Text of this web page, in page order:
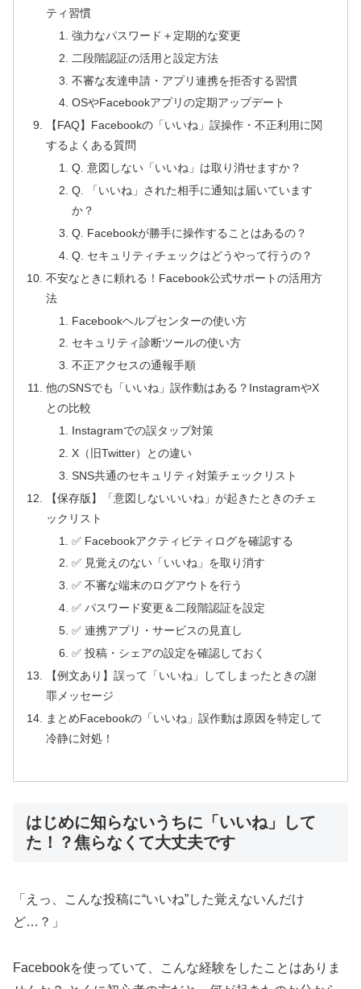
ティ習慣
強力なパスワード＋定期的な変更
二段階認証の活用と設定方法
不審な友達申請・アプリ連携を拒否する習慣
OSやFacebookアプリの定期アップデート
【FAQ】Facebookの「いいね」誤操作・不正利用に関
するよくある質問
Q. 意図しない「いいね」は取り消せますか？
Q. 「いいね」された相手に通知は届いています
か？
Q. Facebookが勝手に操作することはあるの？
Q. セキュリティチェックはどうやって行うの？
不安なときに頼れる！Facebook公式サポートの活用方
法
Facebookヘルプセンターの使い方
セキュリティ診断ツールの使い方
不正アクセスの通報手順
他のSNSでも「いいね」誤作動はある？InstagramやX
との比較
Instagramでの誤タップ対策
X（旧Twitter）との違い
SNS共通のセキュリティ対策チェックリスト
【保存版】「意図しないいいね」が起きたときのチェ
ックリスト
✅ Facebookアクティビティログを確認する
✅ 見覚えのない「いいね」を取り消す
✅ 不審な端末のログアウトを行う
✅ パスワード変更＆二段階認証を設定
✅ 連携アプリ・サービスの見直し
✅ 投稿・シェアの設定を確認しておく
【例文あり】誤って「いいね」してしまったときの謝
罪メッセージ
まとめFacebookの「いいね」誤作動は原因を特定して
冷静に対処！
はじめに知らないうちに「いいね」して
た！？焦らなくて大丈夫です
「えっ、こんな投稿に“いいね”した覚えないんだけ
ど…？」
Facebookを使っていて、こんな経験をしたことはありま